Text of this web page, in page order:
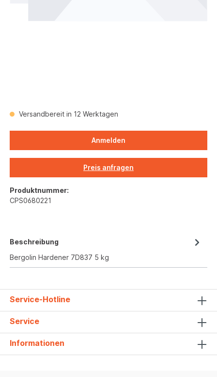
Versandbereit in 12 Werktagen
Anmelden
Preis anfragen
Produktnummer:
CPS0680221
Beschreibung
Bergolin Hardener 7D837 5 kg
Service-Hotline
Service
Informationen